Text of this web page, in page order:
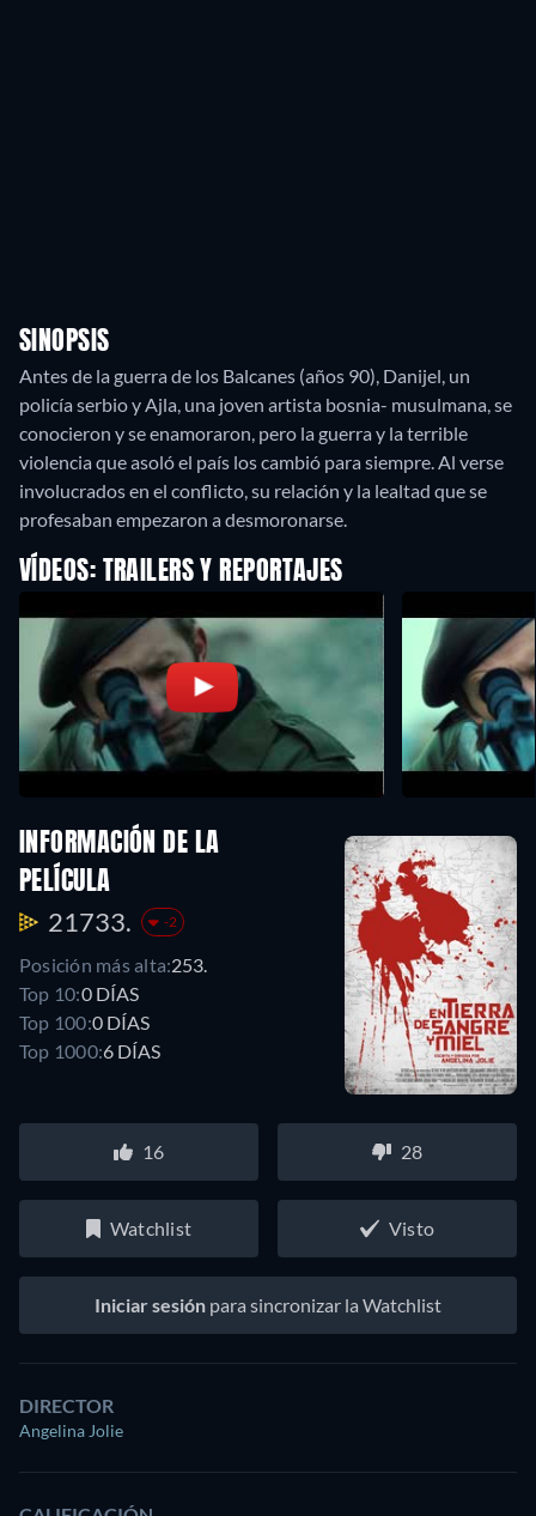
SINOPSIS
Antes de la guerra de los Balcanes (años 90), Danijel, un
policía serbio y Ajla, una joven artista bosnia- musulmana, se
conocieron y se enamoraron, pero la guerra y la terrible
violencia que asoló el país los cambió para siempre. Al verse
involucrados en el conflicto, su relación y la lealtad que se
profesaban empezaron a desmoronarse.
VÍDEOS: TRAILERS Y REPORTAJES
INFORMACIÓN DE LA
PELÍCULA
21733. -2
Posición más alta:253.
Top 10:0 DÍAS
Top 100:0 DÍAS
Top 1000:6 DÍAS
16 28
Watchlist Visto
Iniciar sesión para sincronizar la Watchlist
DIRECTOR
Angelina Jolie